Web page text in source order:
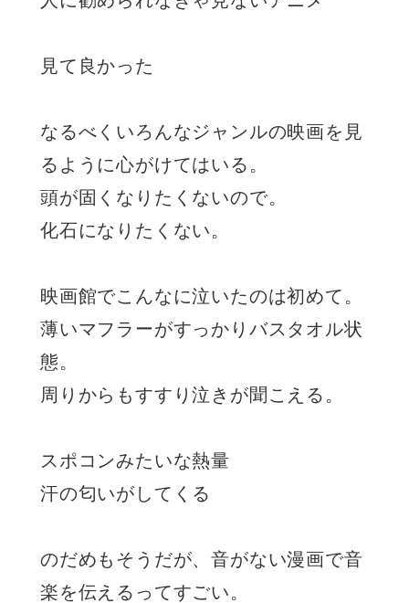
見て良かった
なるべくいろんなジャンルの映画を見
るように心がけてはいる。
頭が固くなりたくないので。
化石になりたくない。
映画館でこんなに泣いたのは初めて。
薄いマフラーがすっかりバスタオル状
態。
周りからもすすり泣きが聞こえる。
スポコンみたいな熱量
汗の匂いがしてくる
のだめもそうだが、音がない漫画で音
楽を伝えるってすごい。